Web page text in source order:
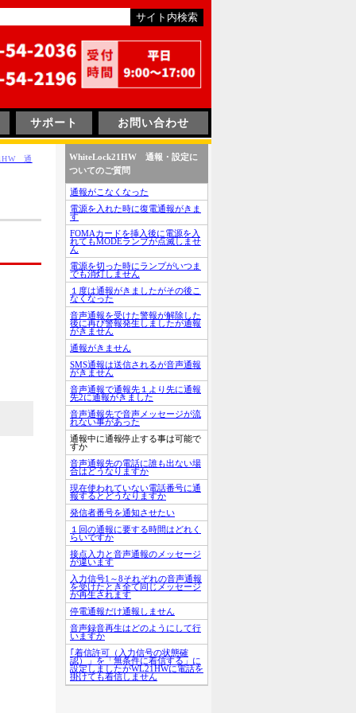
サポート お問い合わせ
通
WhiteLock21HW 通報・設定に
ついてのご質問
通報がこなくなった
電源を入れた時に復電通報がきま
す
FOMAカードを挿入後に電源を入
れてもMODEランプが点滅しませ
ん
電源を切った時にランプがいつま
でも消灯しません
１度は通報がきましたがその後こ
なくなった
音声通報を受けた警報が解除した
後に再び警報発生しましたが通報
がきません
通報がきません
SMS通報は送信されるが音声通報
がきません
音声通報で通報先１より先に通報
先2に通報がきました
音声通報先で音声メッセージが流
れない事があった
通報中に通報停止する事は可能で
すか
音声通報先の電話に誰も出ない場
合はどうなりますか
現在使われていない電話番号に通
報するとどうなりますか
発信者番号を通知させたい
１回の通報に要する時間はどれく
らいですか
接点入力と音声通報のメッセージ
が違います
入力信号1～8それぞれの音声通報
を受けたとき全て同じメッセージ
が再生されます
停電通報だけ通報しません
音声録音再生はどのようにして行
いますか
｢着信許可（入力信号の状態確
認）」を「無条件に着信する」に
設定しましたがWL21HWに電話を
掛けても着信しません